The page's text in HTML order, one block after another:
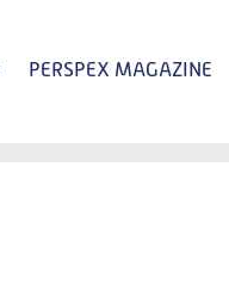
PERSPEX MAGAZINE